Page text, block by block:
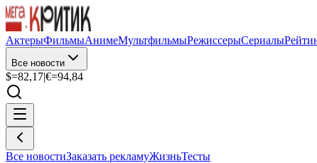
АктерыФильмыАнимеМультфильмыРежиссерыСериалы
Все новости
$=82,17|€=94,84
Все новостиЗаказать рекламуЖизньТесты